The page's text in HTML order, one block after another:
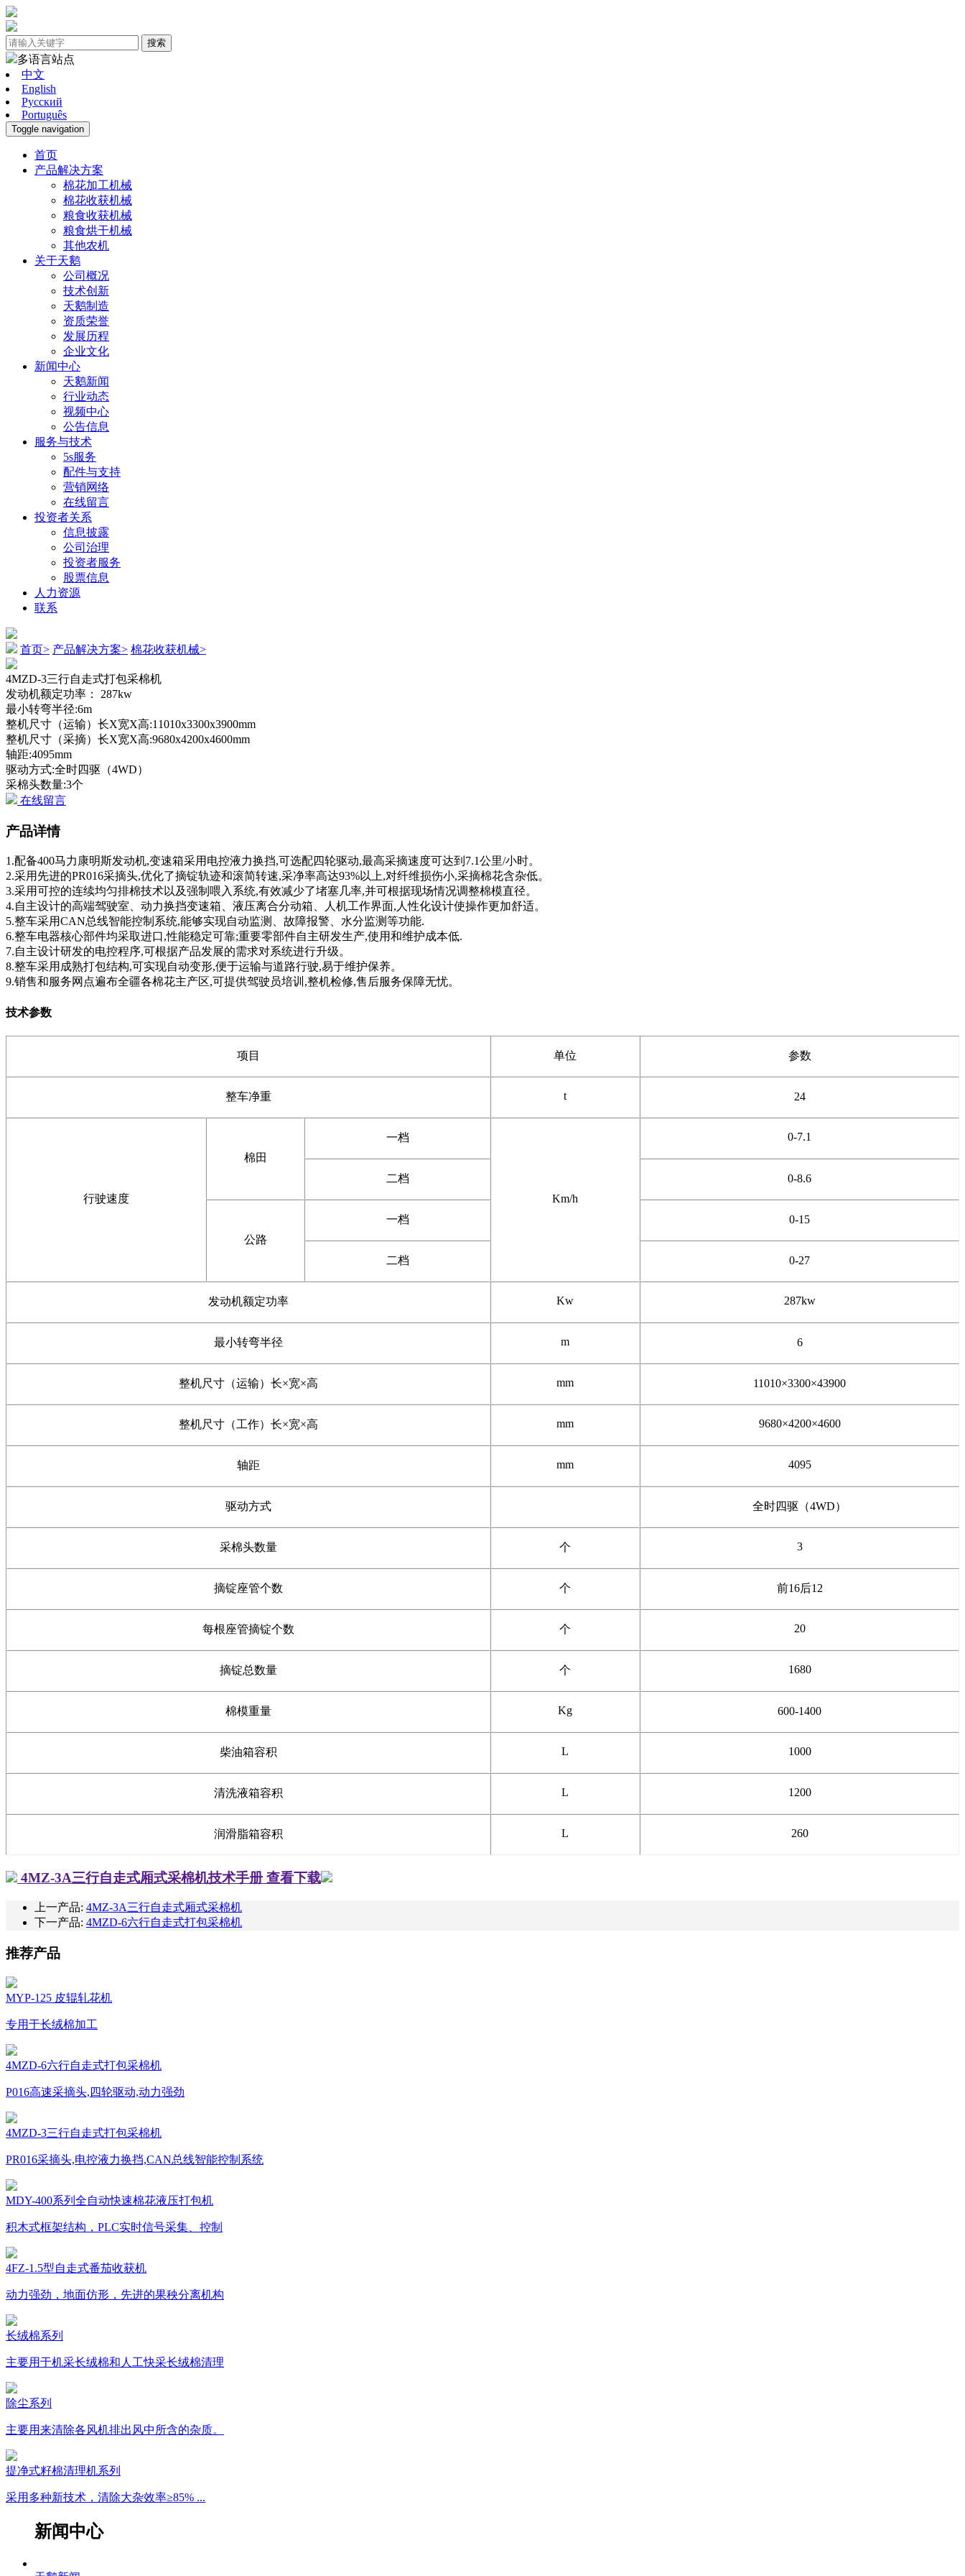
搜索
多语言站点
中文
English
Pусский
Português
Toggle navigation
首页
产品解决方案
棉花加工机械
棉花收获机械
粮食收获机械
粮食烘干机械
其他农机
关于天鹅
公司概况
技术创新
天鹅制造
资质荣誉
发展历程
企业文化
新闻中心
天鹅新闻
行业动态
视频中心
公告信息
服务与技术
5s服务
配件与支持
营销网络
在线留言
投资者关系
信息披露
公司治理
投资者服务
股票信息
人力资源
联系
首页> 产品解决方案> 棉花收获机械>
4MZD-3三行自走式打包采棉机
发动机额定功率： 287kw
最小转弯半径:6m
整机尺寸（运输）长X宽X高:11010x3300x3900mm
整机尺寸（采摘）长X宽X高:9680x4200x4600mm
轴距:4095mm
驱动方式:全时四驱（4WD）
采棉头数量:3个
在线留言
产品详情
1.配备400马力康明斯发动机,变速箱采用电控液力换挡,可选配四轮驱动,最高采摘速度可达到7.1公里/小时。
2.采用先进的PR016采摘头,优化了摘锭轨迹和滚简转速,采净率高达93%以上,对纤维损伤小,采摘棉花含杂低。
3.采用可控的连续均匀排棉技术以及强制喂入系统,有效减少了堵塞几率,并可根据现场情况调整棉模直径。
4.自主设计的高端驾驶室、动力换挡变速箱、液压离合分动箱、人机工作界面,人性化设计使操作更加舒适。
5.整车采用CAN总线智能控制系统,能够实现自动监测、故障报警、水分监测等功能.
6.整车电器核心部件均采取进口,性能稳定可靠;重要零部件自主研发生产,使用和维护成本低.
7.自主设计研发的电控程序,可根据产品发展的需求对系统进行升级。
8.整车采用成熟打包结构,可实现自动变形,便于运输与道路行驶,易于维护保养。
9.销售和服务网点遍布全疆各棉花主产区,可提供驾驶员培训,整机检修,售后服务保障无忧。
技术参数
项目 单位 参数
整车净重 t 24
行驶速度
棉田
一档
Km/h
0-7.1
二档 0-8.6
公路
一档 0-15
二档 0-27
发动机额定功率 Kw 287kw
最小转弯半径 m 6
整机尺寸（运输）长×宽×高 mm 11010×3300×43900
整机尺寸（工作）长×宽×高 mm 9680×4200×4600
轴距 mm 4095
驱动方式 全时四驱（4WD）
采棉头数量 个 3
摘锭座管个数 个 前16后12
每根座管摘锭个数 个 20
摘锭总数量 个 1680
棉模重量 Kg 600-1400
柴油箱容积 L 1000
清洗液箱容积 L 1200
润滑脂箱容积 L 260
4MZ-3A三行自走式厢式采棉机技术手册 查看下载
上一产品: 4MZ-3A三行自走式厢式采棉机
下一产品: 4MZD-6六行自走式打包采棉机
推荐产品
MYP-125 皮辊轧花机
专用于长绒棉加工
4MZD-6六行自走式打包采棉机
P016高速采摘头,四轮驱动,动力强劲
4MZD-3三行自走式打包采棉机
PR016采摘头,电控液力换挡,CAN总线智能控制系统
MDY-400系列全自动快速棉花液压打包机
积木式框架结构，PLC实时信号采集、控制
4FZ-1.5型自走式番茄收获机
动力强劲，地面仿形，先进的果秧分离机构
长绒棉系列
主要用于机采长绒棉和人工快采长绒棉清理
除尘系列
主要用来清除各风机排出风中所含的杂质。
提净式籽棉清理机系列
采用多种新技术，清除大杂效率≥85% ...
新闻中心